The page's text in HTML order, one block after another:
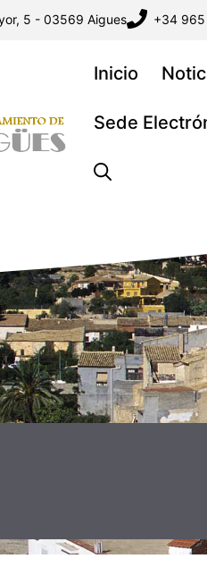
5 - 03569 Aigues +34
Inicio
Sede